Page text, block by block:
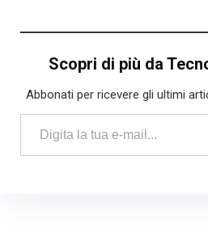
Scopri di più da
Abbonati per ricevere gli ultimi
Digita la tua e-mail...